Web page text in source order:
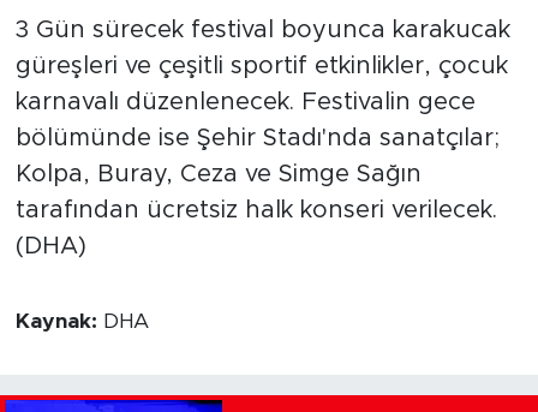
3 Gün sürecek festival boyunca karakucak
güreşleri ve çeşitli sportif etkinlikler, çocuk
karnavalı düzenlenecek. Festivalin gece
bölümünde ise Şehir Stadı'nda sanatçılar;
Kolpa, Buray, Ceza ve Simge Sağın
tarafından ücretsiz halk konseri verilecek.
(DHA)
Kaynak: DHA